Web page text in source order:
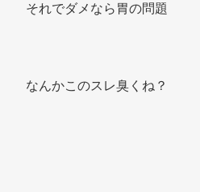
それでダメなら胃の問題
なんかこのスレ臭くね？